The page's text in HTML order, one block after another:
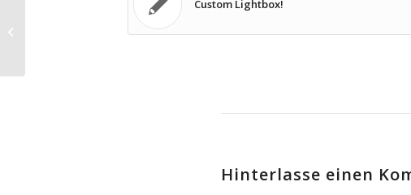
Custom Lightbox!
Hinterlasse einen